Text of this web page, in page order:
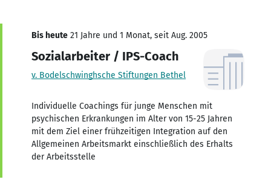
Bis heute 21 Jahre und 1 Monat, seit Aug. 2005
Sozialarbeiter / IPS-Coach
v. Bodelschwinghsche Stiftungen Bethel
Individuelle Coachings für junge Menschen mit
psychischen Erkrankungen im Alter von 15-25 Jahren
mit dem Ziel einer frühzeitigen Integration auf den
Allgemeinen Arbeitsmarkt einschließlich des Erhalts
der Arbeitsstelle